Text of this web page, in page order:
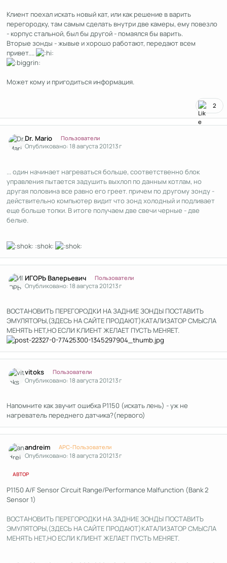
Клиент поехал искать новый кат, или как решение в варить
перегородку, там самым сделать внутри две камеры, ему повезло
- корпус стальной, был бы другой - помаялся бы варить.
Вторые зонды - жывые и хорошо работают, передают всем
привет....
Может кому и пригодиться информация.
2
Dr. Mario Пользователи
Опубликовано:18 августа 201213 г
... один начинает нагреваться больше, соответственно блок
управления пытается задушить выхлоп по данным котлам, но
другая половина все равно его греет. причем по другому зонду -
действительно компьютер видит что зонд холодный и подливает
еще больше топки. В итоге получаем две свечи черные - две
белые.
:shok:
ИГОРЬ Валерьевич Пользователи
Опубликовано:18 августа 201213 г
ВОСТАНОВИТЬ ПЕРЕГОРОДКИ НА ЗАДНИЕ ЗОНДЫ ПОСТАВИТЬ
ЭМУЛЯТОРЫ,(ЗДЕСЬ НА САЙТЕ ПРОДАЮТ)КАТАЛИЗАТОР СМЫСЛА
МЕНЯТЬ НЕТ,НО ЕСЛИ КЛИЕНТ ЖЕЛАЕТ ПУСТЬ МЕНЯЕТ.
vitoks Пользователи
Опубликовано:18 августа 201213 г
Напомните как звучит ошибка Р1150 (искать лень) - уж не
нагреватель переднего датчика?(первого)
andreim APC-Пользователи
Опубликовано:18 августа 201213 г
АВТОР
P1150 A/F Sensor Circuit Range/Performance Malfunction (Bank 2
Sensor 1)
ВОСТАНОВИТЬ ПЕРЕГОРОДКИ НА ЗАДНИЕ ЗОНДЫ ПОСТАВИТЬ
ЭМУЛЯТОРЫ,(ЗДЕСЬ НА САЙТЕ ПРОДАЮТ)КАТАЛИЗАТОР СМЫСЛА
МЕНЯТЬ НЕТ,НО ЕСЛИ КЛИЕНТ ЖЕЛАЕТ ПУСТЬ МЕНЯЕТ.